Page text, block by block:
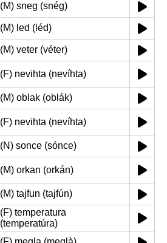
(M) sneg (snég)
(M) led (léd)
(M) veter (véter)
(F) nevihta (nevíhta)
(M) oblak (oblák)
(F) nevihta (nevíhta)
(N) sonce (sónce)
(M) orkan (orkán)
(M) tajfun (tajfún)
(F) temperatura
(temperatúra)